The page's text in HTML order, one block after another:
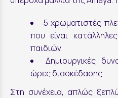
5 χρωματιστές
που είναι
παιδιών.
Δημιουργικές
ώρες διασκέδασης.
Στη συνέχεια, απλώς